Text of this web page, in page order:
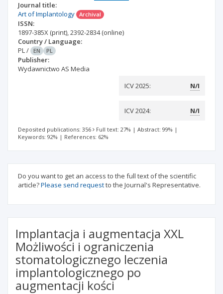
Journal title:
Art of Implantology Archival
ISSN:
1897-385X (print),2392-2834(online)
Country / Language:
PL/ EN PL
Publisher:
Wydawnictwo AS Media
ICV 2025:
N/I
ICV 2024: N/I
Deposited publications: 356 Full text: 27% | Abstract: 99% |
Keywords: 92% | References: 62%
Do you want to get an access to the full text of the scientific
article?Please send requestto the Journal's Representative.
Implantacja i augmentacja XXL
Możliwości i ograniczenia
stomatologicznego leczenia
implantologicznego po
augmentacji kości